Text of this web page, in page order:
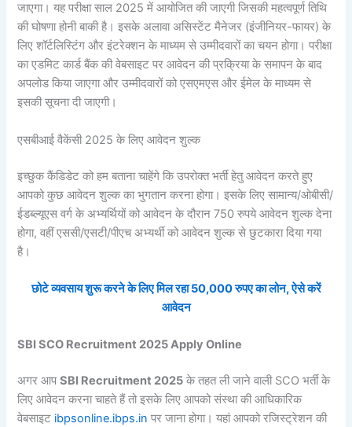
जाएगा। यह परीक्षा साल 2025 में आयोजित की जाएगी जिसकी महत्वपूर्ण तिथि
की घोषणा होनी बाकी है। इसके अलावा असिस्टेंट मैनेजर (इंजीनियर-फायर) के
लिए शॉर्टलिस्टिंग और इंटरेक्शन के माध्यम से उम्मीदवारों का चयन होगा। परीक्षा
का एडमिट कार्ड बैंक की वेबसाइट पर आवेदन की प्रक्रिया के समापन के बाद
अपलोड किया जाएगा और उम्मीदवारों को एसएमएस और ईमेल के माध्यम से
इसकी सूचना दी जाएगी।
एसबीआई वैकेंसी 2025 के लिए आवेदन शुल्क
इच्छुक कैंडिडेट को हम बताना चाहेंगे कि उपरोक्त भर्ती हेतु आवेदन करते हुए
आपको कुछ आवेदन शुल्क का भुगतान करना होगा। इसके लिए सामान्य/ओबीसी/
ईडब्ल्यूएस वर्ग के अभ्यर्थियों को आवेदन के दौरान 750 रुपये आवेदन शुल्क देना
होगा, वहीं एससी/एसटी/पीएच अभ्यर्थी को आवेदन शुल्क से छुटकारा दिया गया
है।
छोटे व्यवसाय शुरू करने के लिए मिल रहा 50,000 रुपए का लोन, ऐसे करें
आवेदन
SBI SCO Recruitment 2025 Apply Online
अगर आपSBI Recruitment 2025 के तहत ली जाने वाली SCO भर्ती के
लिए आवेदन करना चाहते हैं तो इसके लिए आपको संस्था की आधिकारिक
वेबसाइट ibpsonline.ibps.in पर जाना होगा। यहां आपको रजिस्ट्रेशन की